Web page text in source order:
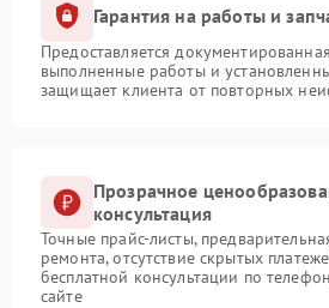
Гарантия на работы и
Предоставляется
выполненные работы и
защищает клиента от повторных
Прозрачное
консультация
Точные прайс-листы,
ремонта, отсутствие скрытых
бесплатной консультации по
сайте